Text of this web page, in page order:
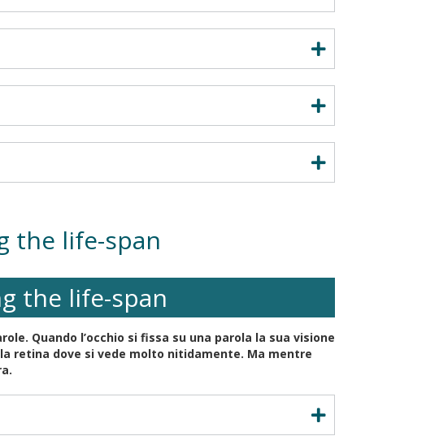
the life-span
the life-span
Quando l’occhio si fissa su una parola la sua visione
retina dove si vede molto nitidamente. Ma mentre